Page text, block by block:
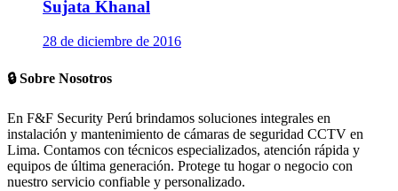
Sujata Khanal
28 de diciembre de 2016
🔒 Sobre Nosotros
En F&F Security Perú brindamos soluciones integrales en
instalación y mantenimiento de cámaras de seguridad CCTV en
Lima. Contamos con técnicos especializados, atención rápida y
equipos de última generación. Protege tu hogar o negocio con
nuestro servicio confiable y personalizado.